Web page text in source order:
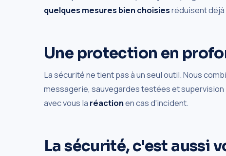
quelques mesures bien choisiesréduisent
Une protection en
La sécurité ne tient pas à un seul outil. Nous
messagerie, sauvegardes testées et
avec vous la réactionen cas d'incident.
La sécurité, c'est aussi